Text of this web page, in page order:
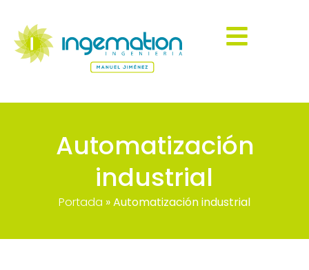
Automatización
industrial
Portada »Automatización industrial